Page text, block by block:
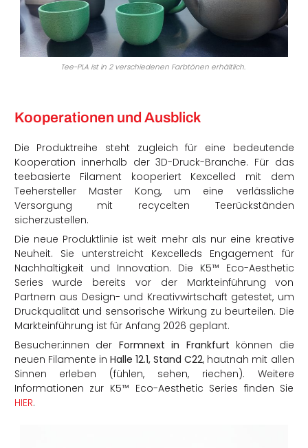
Tee-PLA ist in 2 verschiedenen Farbtönen erhältlich.
Kooperationen und Ausblick
Die Produktreihe steht zugleich für eine bedeutende
Kooperation innerhalb der 3D-Druck-Branche. Für das
teebasierte Filament kooperiert Kexcelled mit dem
Teehersteller Master Kong, um eine verlässliche
Versorgung mit recycelten Teerückständen
sicherzustellen.
Die neue Produktlinie ist weit mehr als nur eine kreative
Neuheit. Sie unterstreicht Kexcelleds Engagement für
Nachhaltigkeit und Innovation. Die K5™ Eco-Aesthetic
Series wurde bereits vor der Markteinführung von
Partnern aus Design- und Kreativwirtschaft getestet, um
Druckqualität und sensorische Wirkung zu beurteilen. Die
Markteinführung ist für Anfang 2026 geplant.
Besucher:innen der Formnext in Frankfurt können die
neuen Filamente in Halle 12.1, Stand C22, hautnah mit allen
Sinnen erleben (fühlen, sehen, riechen). Weitere
Informationen zur K5™ Eco-Aesthetic Series finden Sie
HIER.